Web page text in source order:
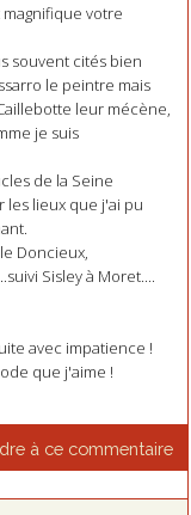
votre
souvent cités bien
le peintre mais
leur mécène,
je suis
de la Seine
les lieux que j'ai pu
Doncieux,
Sisley à Moret....
avec impatience !
que j'aime !
à ce commentaire